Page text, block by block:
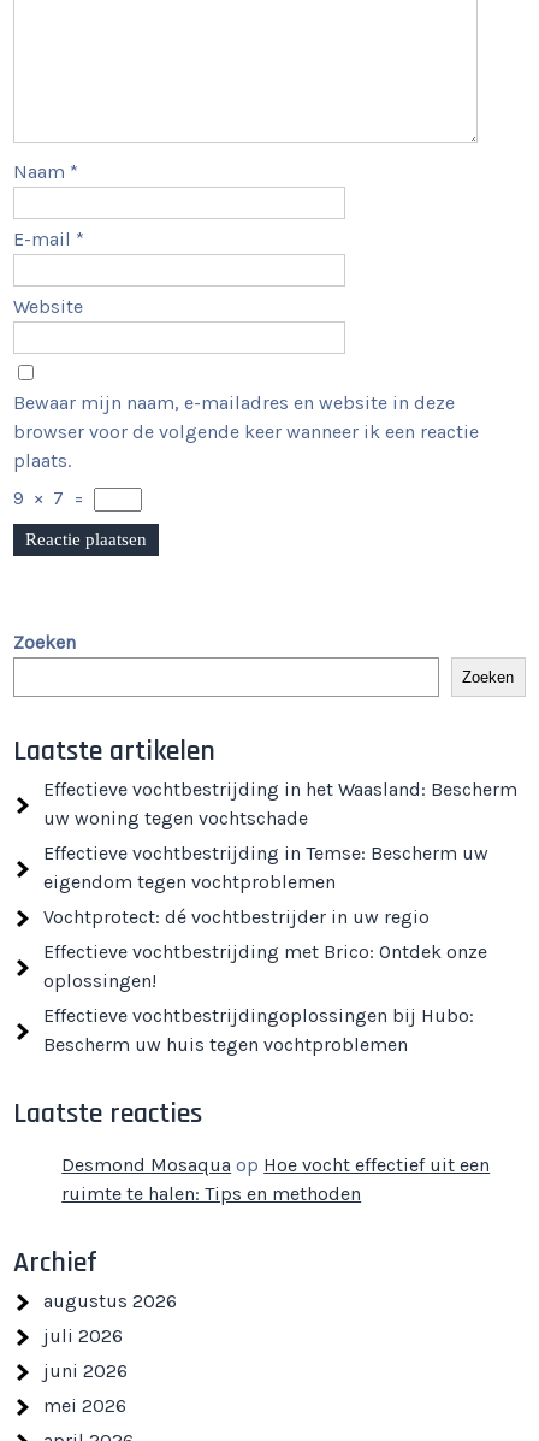
Naam *
E-mail *
Website
Bewaar mijn naam, e-mailadres en website in deze
browser voor de volgende keer wanneer ik een reactie
plaats.
9 × 7 =
Zoeken
Zoeken
Laatste artikelen
Effectieve vochtbestrijding in het Waasland: Bescherm
uw woning tegen vochtschade
Effectieve vochtbestrijding in Temse: Bescherm uw
eigendom tegen vochtproblemen
Vochtprotect: dé vochtbestrijder in uw regio
Effectieve vochtbestrijding met Brico: Ontdek onze
oplossingen!
Effectieve vochtbestrijdingoplossingen bij Hubo:
Bescherm uw huis tegen vochtproblemen
Laatste reacties
Desmond Mosaqua op Hoe vocht effectief uit een
ruimte te halen: Tips en methoden
Archief
augustus 2026
juli 2026
juni 2026
mei 2026